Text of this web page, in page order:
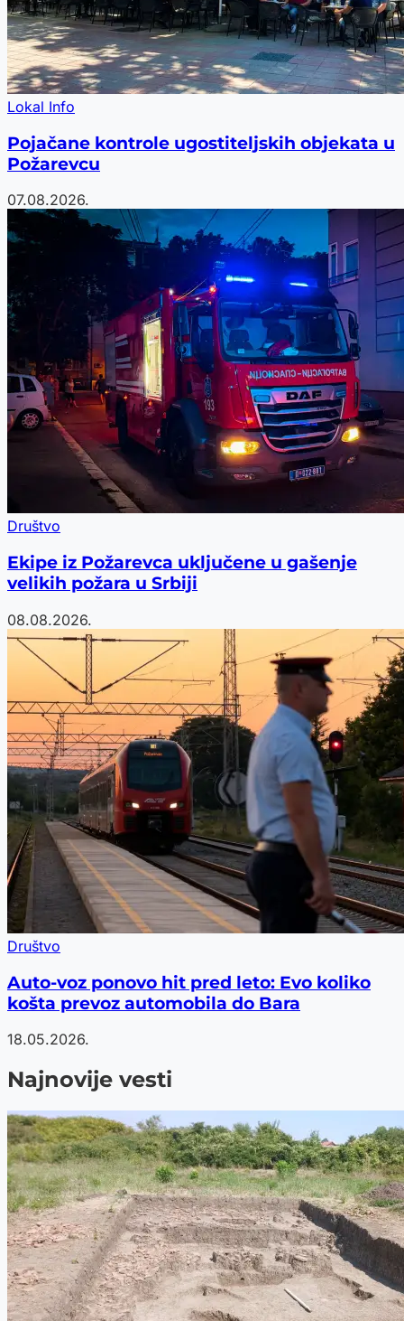
Lokal Info
Pojačane kontrole ugostiteljskih objekata u
Požarevcu
07.08.2026.
Društvo
Ekipe iz Požarevca uključene u gašenje
velikih požara u Srbiji
08.08.2026.
Društvo
Auto-voz ponovo hit pred leto: Evo koliko
košta prevoz automobila do Bara
18.05.2026.
Najnovije vesti